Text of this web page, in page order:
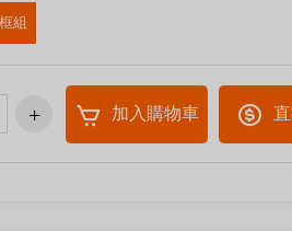
組
加入購物車